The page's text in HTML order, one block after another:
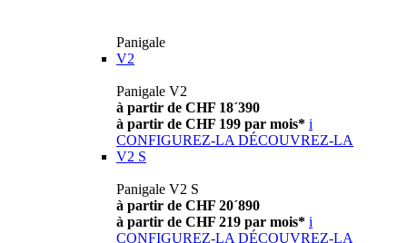
Panigale
V2
Panigale V2
à partir de CHF 18´390
à partir de CHF 199 par mois* i
CONFIGUREZ-LA DÉCOUVREZ-LA
V2 S
Panigale V2 S
à partir de CHF 20´890
à partir de CHF 219 par mois* i
CONFIGUREZ-LA DÉCOUVREZ-LA